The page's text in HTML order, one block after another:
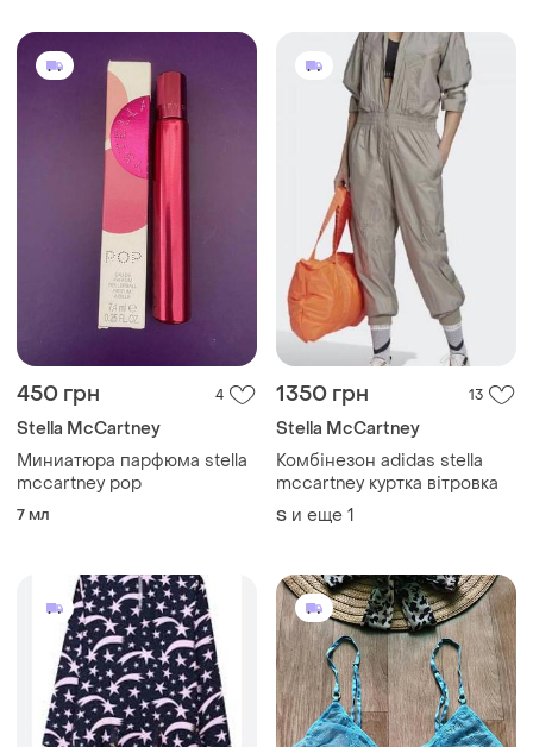
450 грн 4
Stella McCartney
Миниатюра парфюма stella
mccartney pop
7 мл
1350 грн 13
Stella McCartney
Комбінезон adidas stella
mccartney куртка вітровка
S и еще 1